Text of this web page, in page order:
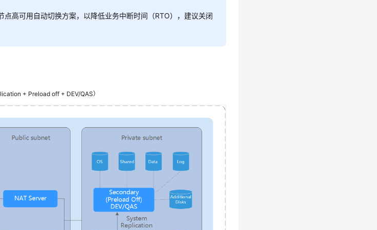
点高可用自动切换方案，以降低业务中断时间（RTO），建议关闭
+ Preload off + DEV/QAS）